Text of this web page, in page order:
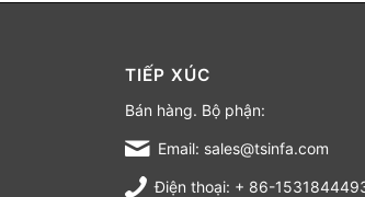
TIẾP XÚC
Bán hàng. Bộ phận:
Email: sales@tsinfa.com
Điện thoại: + 86-